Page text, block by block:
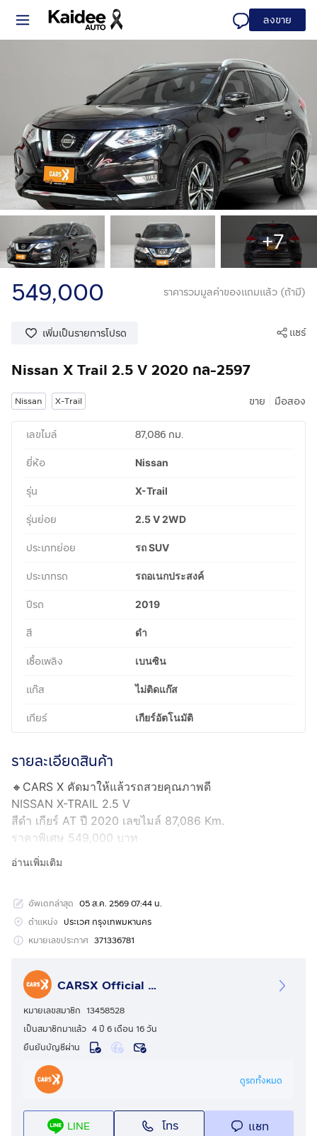
ลงขาย
+7
549,000 ราคารวมมูลค่าของแถมแล้ว (ถ้ามี)
เพิ่มเป็นรายการโปรด แชร์
Nissan X Trail 2.5 V 2020 กล-2597
Nissan X-Trail ขาย มือสอง
เลขไมล์
87,086 กม.
ยี่ห้อ
Nissan
รุ่น X-Trail
รุ่นย่อย 2.5 V 2WD
ประเภทย่อย รถ SUV
ประเภทรถ รถอเนกประสงค์
ปีรถ 2019
สี ดำ
เชื้อเพลิง เบนซิน
แก๊ส ไม่ติดแก๊ส
เกียร์ เกียร์อัตโนมัติ
รายละเอียดสินค้า
🔸CARS X คัดมาให้แล้วรถสวยคุณภาพดี
NISSAN X-TRAIL 2.5 V
สีดำ เกียร์ AT ปี 2020 เลขไมล์ 87,086 Km.
ราคาพิเศษ 549,000 บาท
____________________________________________
- CARS X มีมากกว่า 8 สาขาทั่วประเทศ
- มีรถมากกว่า 500 คัน
- ดอกเบี้ยพิเศษเริ่ม 2.39% มีมากกว่า 20 สถาบันการเงิน
- รถสวย ไม่มีชนหนัก พลิกคว่ำหรือจมน้ำ
- มีเลขาฉุกเฉินดูแล 24 ชั่วโมง - มีรถให้ใช้ระหว่างซ่อม
- ส่งรถฟรีทั่วประเทศ
- การันตียอดขายมากกว่า 15,000 คัน
- ฟรี ! สปารถก่อนส่งมอบ
*ราคาดังกล่าวยังไม่รวม vat 7%
*เงื่อนไขเป็นไปตามที่บริษัทและสถาบันการเงินกำหนด*
____________________________________________
📞 สนใจโทร :กดเพื่อดูเบอร์โทร xxxxxx776
อ่านเพิ่มเติม
อัพเดทล่าสุด 05 ส.ค. 2569 07:44 น.
ตำแหน่ง ประเวศ กรุงเทพมหานคร
หมายเลขประกาศ 371336781
CARSX Official - คาร์เอ็กซ์ ศูนย์รวมรถยนต์มือสอง
หมายเลขสมาชิก 13458528
เป็นสมาชิกมาแล้ว 4 ปี 6 เดือน 16 วัน
ยืนยันบัญชีผ่าน
ดูรถทั้งหมด
LINE โทร แชท